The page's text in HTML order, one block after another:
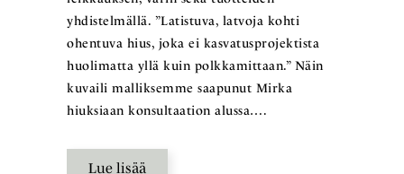
yhdistelmällä. ”Latistuva, latvoja kohti
ohentuva hius, joka ei kasvatusprojektista
huolimatta yllä kuin polkkamittaan.” Näin
kuvaili malliksemme saapunut Mirka
hiuksiaan konsultaation alussa….
Lue lisää